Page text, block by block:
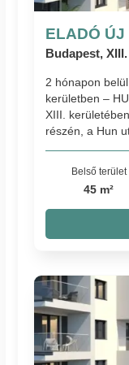
ELADÓ
Budapest,
2 hónapon
kerületben –
XIII.
részén, a Hun
Belső terület
45 m²